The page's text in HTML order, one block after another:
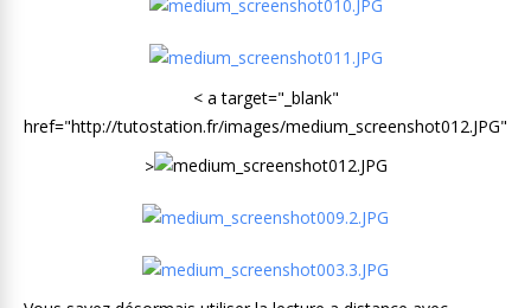
< a target="_blank"
href="http://tutostation.fr/images/medium_screenshot012.JPG"
>